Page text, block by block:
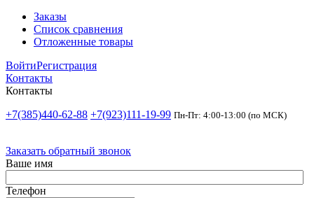
Заказы
Список сравнения
Отложенные товары
ВойтиРегистрация
Контакты
Контакты
+7(385)440-62-88 +7(923)111-19-99 Пн-Пт: 4:00-13:00 (по МСК)
Заказать обратный звонок
Ваше имя
Телефон